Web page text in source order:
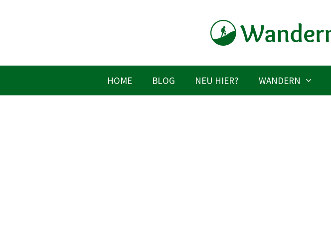
HOME BLOG NEU HIER? WANDERN